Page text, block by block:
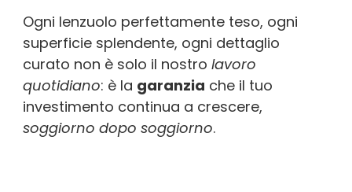
Ogni lenzuolo perfettamente teso, ogni
superficie splendente, ogni dettaglio
curato non è solo il nostro lavoro
quotidiano: è la garanzia che il tuo
investimento continua a crescere,
soggiorno dopo soggiorno.